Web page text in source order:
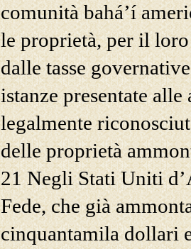
comunità bahá’í
le proprietà, per il loro
dalle tasse
istanze presentate
legalmente
delle proprietà
21 Negli Stati Uniti
Fede, che già
cinquantamila dollari